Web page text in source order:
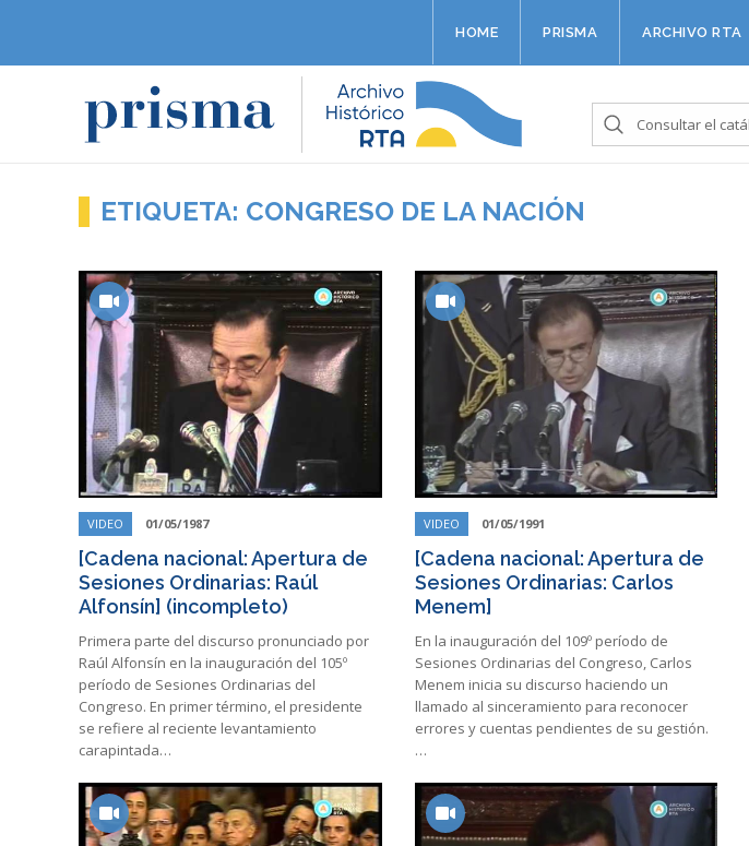
HOME PRISMA ARCHIVO RTA
ETIQUETA: CONGRESO DE LA NACIÓN
VIDEO 01/05/1987
[Cadena nacional: Apertura de
Sesiones Ordinarias: Raúl
Alfonsín] (incompleto)
Primera parte del discurso pronunciado por
Raúl Alfonsín en la inauguración del 105º
período de Sesiones Ordinarias del
Congreso. En primer término, el presidente
se refiere al reciente levantamiento
carapintada…
VIDEO 01/05/1991
[Cadena nacional: Apertura de
Sesiones Ordinarias: Carlos
Menem]
En la inauguración del 109º período de
Sesiones Ordinarias del Congreso, Carlos
Menem inicia su discurso haciendo un
llamado al sinceramiento para reconocer
errores y cuentas pendientes de su gestión.
…